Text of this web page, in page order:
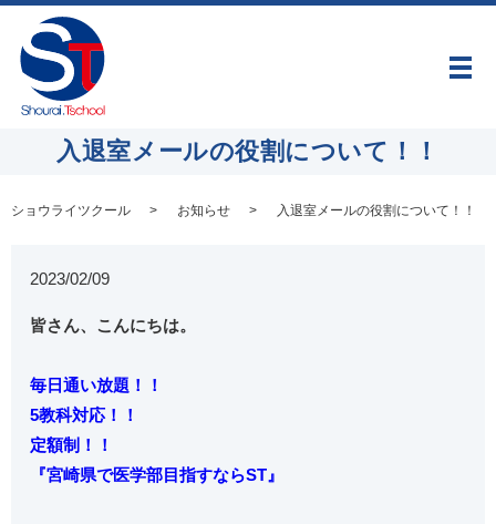
メ
入退室メールの役割について！！
ショウライツクール お知らせ 入退室メールの役割について！！
2023/02/09
皆さん、こんにちは。
毎日通い放題！！
5教科対応！！
定額制！！
『宮崎県で医学部目指すならST』